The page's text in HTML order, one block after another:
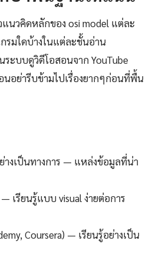
แนวคิดหลักของ osi model แต่ละ
รมใดบ้างในแต่ละชั้นอ่าน
ระบบดูวิดีโอสอนจาก YouTube
อย่ารีบข้ามไปเรื่องยากๆก่อนที่พื้น
างเป็นทางการ — แหล่งข้อมูลที่น่า
เรียนรู้แบบ visual ง่ายต่อการ
Coursera) — เรียนรู้อย่างเป็น